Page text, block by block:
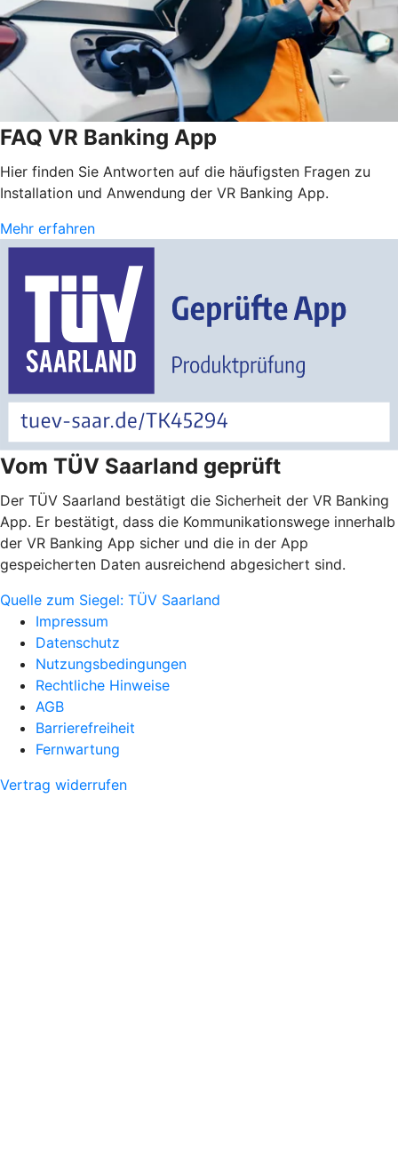
FAQ VR Banking App
Hier finden Sie Antworten auf die häufigsten Fragen zu
Installation und Anwendung der VR Banking App.
Mehr erfahren
Vom TÜV Saarland geprüft
Der TÜV Saarland bestätigt die Sicherheit der VR Banking
App. Er bestätigt, dass die Kommunikationswege innerhalb
der VR Banking App sicher und die in der App
gespeicherten Daten ausreichend abgesichert sind.
Quelle zum Siegel: TÜV Saarland
Impressum
Datenschutz
Nutzungsbedingungen
Rechtliche Hinweise
AGB
Barrierefreiheit
Fernwartung
Vertrag widerrufen